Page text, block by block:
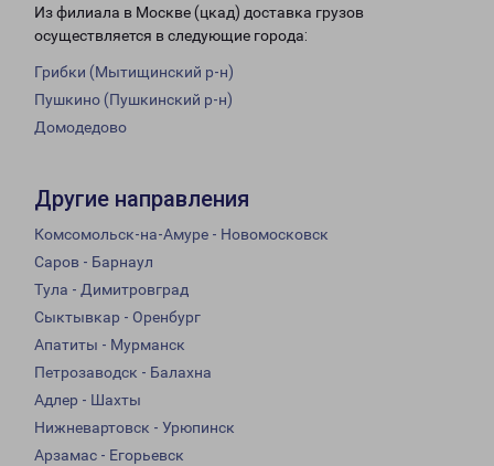
Из филиала в Москве (цкад) доставка грузов
осуществляется в следующие города:
Грибки (Мытищинский р-н)
Пушкино (Пушкинский р-н)
Домодедово
Другие направления
Комсомольск-на-Амуре - Новомосковск
Саров - Барнаул
Тула - Димитровград
Сыктывкар - Оренбург
Апатиты - Мурманск
Петрозаводск - Балахна
Адлер - Шахты
Нижневартовск - Урюпинск
Арзамас - Егорьевск